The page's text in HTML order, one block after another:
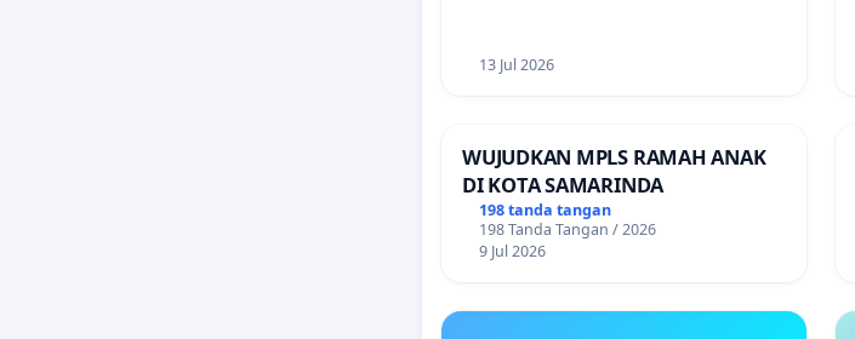
13 Jul 2026
WUJUDKAN MPLS RAMAH ANAK
DI KOTA SAMARINDA
198 tanda tangan
198 Tanda Tangan / 2026
9 Jul 2026